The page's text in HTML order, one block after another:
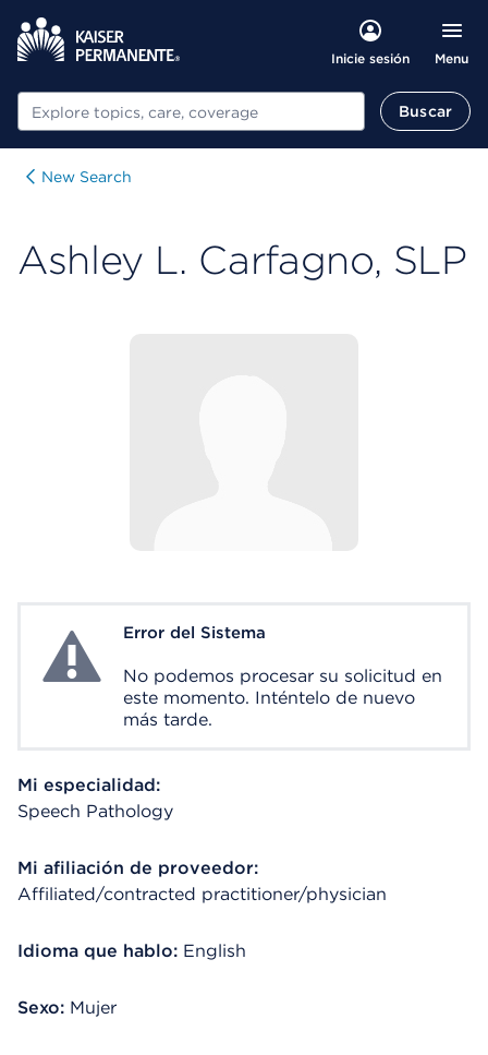
Inicie sesión Menu
Buscar Buscar
New Search
Ashley L. Carfagno, SLP
System ErrorError del Sistema
No podemos procesar su solicitud en
este momento. Inténtelo de nuevo
más tarde.
Mi especialidad:
Speech Pathology
Mi afiliación de proveedor:
Affiliated/contracted practitioner/physician
Idioma que hablo: English
Sexo: Mujer